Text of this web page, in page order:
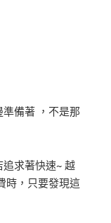
備著 ，不是那
求著快速~ 越
時，只要發現這